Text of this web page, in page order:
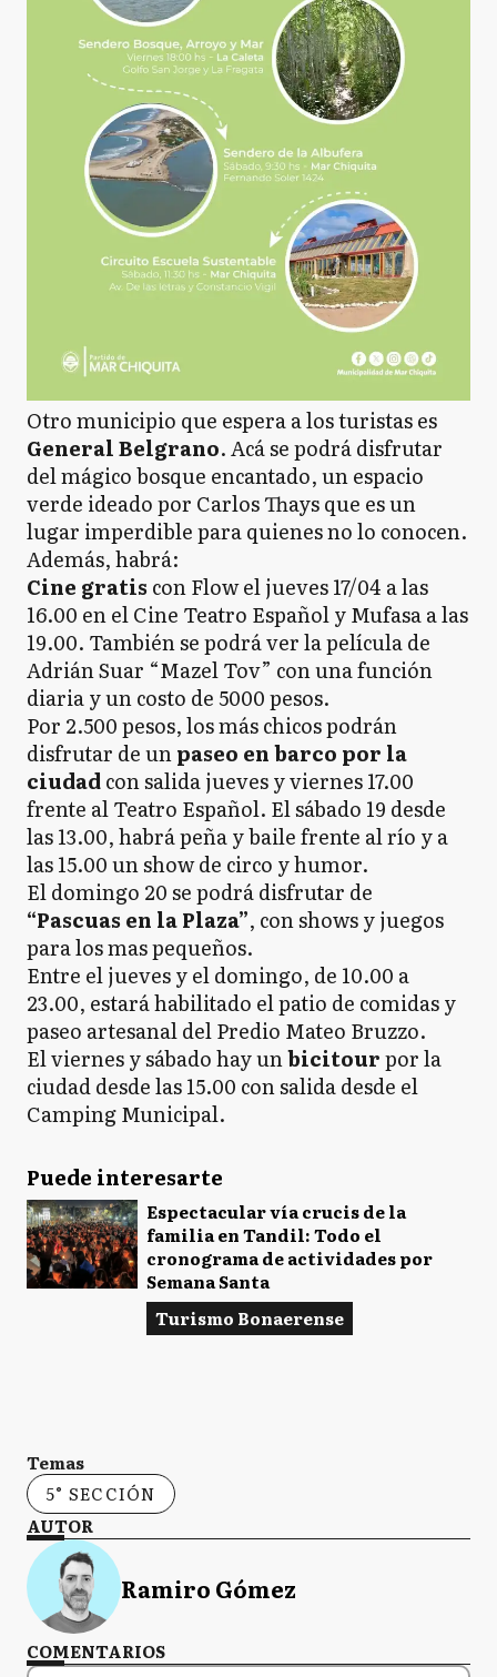
Otro municipio que espera a los turistas es
General Belgrano. Acá se podrá disfrutar
del mágico bosque encantado, un espacio
verde ideado por Carlos Thays que es un
lugar imperdible para quienes no lo conocen.
Además, habrá:
Cine gratis con Flow el jueves 17/04 a las
16.00 en el Cine Teatro Español y Mufasa a las
19.00. También se podrá ver la película de
Adrián Suar “Mazel Tov” con una función
diaria y un costo de 5000 pesos.
Por 2.500 pesos, los más chicos podrán
disfrutar de unpaseo en barco por la
ciudadcon salida jueves y viernes 17.00
frente al Teatro Español. El sábado 19 desde
las 13.00, habrá peña y baile frente al río y a
las 15.00 un show de circo y humor.
El domingo 20 se podrá disfrutar de
“Pascuas en la Plaza”, con shows y juegos
para los mas pequeños.
Entre el jueves y el domingo, de 10.00 a
23.00, estará habilitado el patio de comidas y
paseo artesanal del Predio Mateo Bruzzo.
El viernes y sábado hay unbicitourpor la
ciudad desde las 15.00 con salida desde el
Camping Municipal.
Puede interesarte
Espectacular vía crucis de la
familia en Tandil: Todo el
cronograma de actividades por
Semana Santa
Turismo Bonaerense
Temas
5° SECCIÓN
AUTOR
Ramiro Gómez
COMENTARIOS